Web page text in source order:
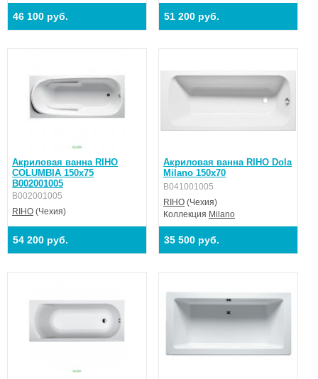
46 100 руб. 51 200 руб.
Акриловая ванна RIHO
COLUMBIA 150x75
B002001005
B002001005
RIHO (Чехия)
54 200 руб.
Акриловая ванна RIHO Dola
Milano 150х70
B041001005
RIHO (Чехия)
Коллекция Milano
35 500 руб.